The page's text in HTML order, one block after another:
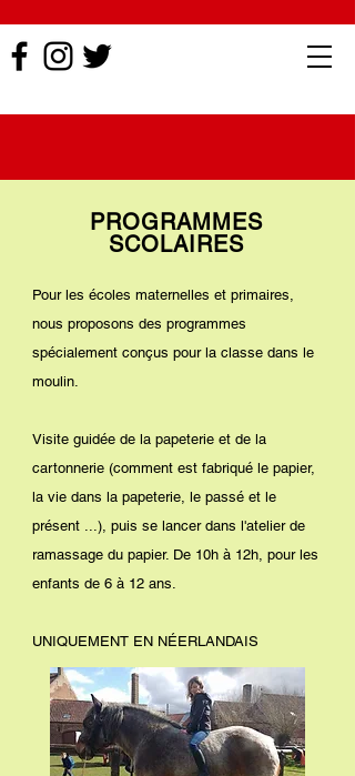
PROGRAMMES
SCOLAIRES
Pour les écoles maternelles et primaires,
nous proposons des programmes
spécialement conçus pour la classe dans le
moulin.
Visite guidée de la papeterie et de la
cartonnerie (comment est fabriqué le papier,
la vie dans la papeterie, le passé et le
présent ...), puis se lancer dans l'atelier de
ramassage du papier. De 10h à 12h, pour les
enfants de 6 à 12 ans.
UNIQUEMENT EN NÉERLANDAIS